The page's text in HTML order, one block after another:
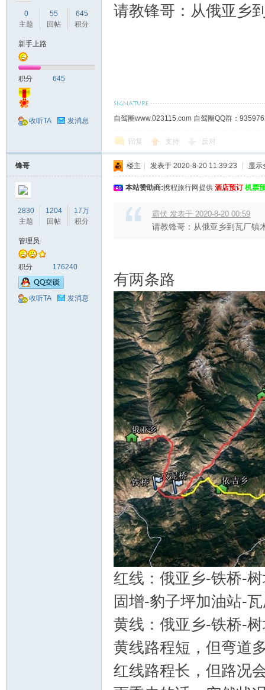
0
主题
55
回帖
645
积分
新手上路
积分 645
收听TA 发消息
请教锋哥：从俄亚乡
自驾圈www.023115.com 自驾圈QQ群：
回复 支持 反对
锋哥
2830
主题
1204
回帖
17万
积分
管理员
积分 176240
收听TA 发消息
楼主 发表于 2020-8-20 11:39:23 显示
本站赞助商:携程旅行网提供 酒店预订 机票
霸伏 发表于 2020-8-20 00:59
请教锋哥：从俄亚乡到瓦厂镇
有两条路
红线：俄亚乡-铁桥-
固增-豹子坪加油站-
黄线：俄亚乡-铁桥-
黄线路程短，但弯道
红线路程长，但路况